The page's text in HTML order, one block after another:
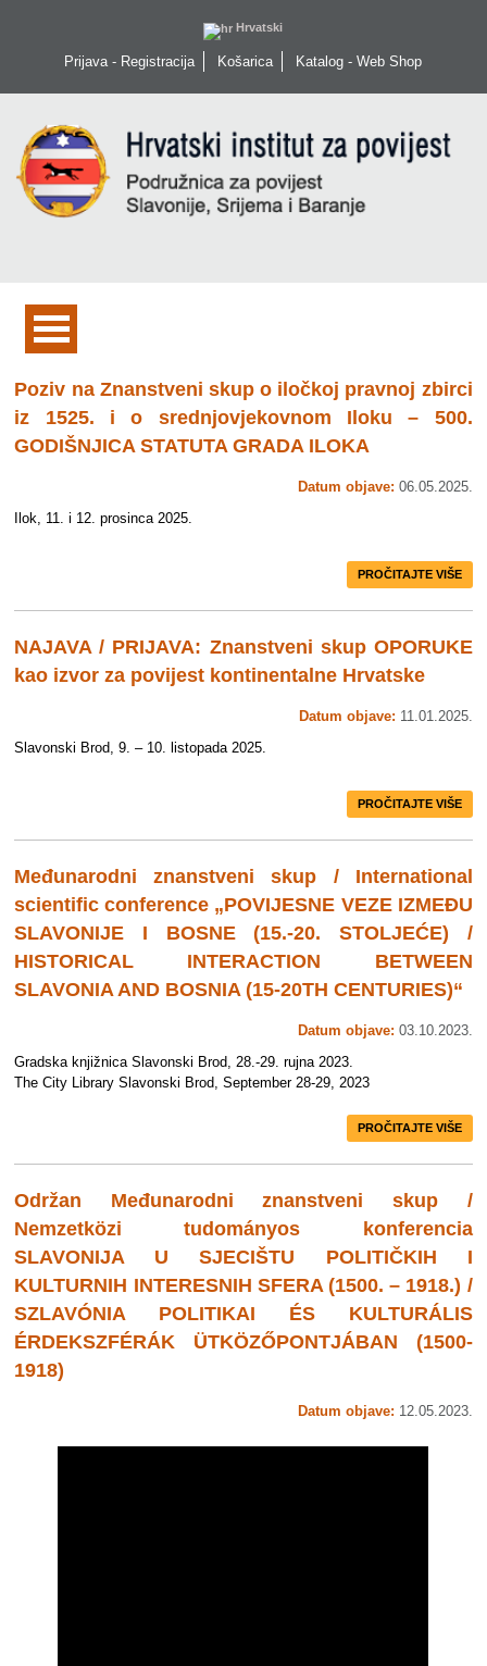
Hrvatski
Prijava - Registracija Košarica Katalog - Web Shop
Poziv na Znanstveni skup o iločkoj pravnoj zbirci
iz 1525. i o srednjovjekovnom Iloku – 500.
GODIŠNJICA STATUTA GRADA ILOKA
Datum objave: 06.05.2025.
Ilok, 11. i 12. prosinca 2025.
PROČITAJTE VIŠE
NAJAVA / PRIJAVA: Znanstveni skup OPORUKE
kao izvor za povijest kontinentalne Hrvatske
Datum objave: 11.01.2025.
Slavonski Brod, 9. – 10. listopada 2025.
PROČITAJTE VIŠE
Međunarodni znanstveni skup / International
scientific conference „POVIJESNE VEZE IZMEĐU
SLAVONIJE I BOSNE (15.-20. STOLJEĆE) /
HISTORICAL INTERACTION BETWEEN
SLAVONIA AND BOSNIA (15-20TH CENTURIES)“
Datum objave: 03.10.2023.
Gradska knjižnica Slavonski Brod, 28.-29. rujna 2023.
The City Library Slavonski Brod, September 28-29, 2023
PROČITAJTE VIŠE
Održan Međunarodni znanstveni skup /
Nemzetközi tudományos konferencia
SLAVONIJA U SJECIŠTU POLITIČKIH I
KULTURNIH INTERESNIH SFERA (1500. – 1918.) /
SZLAVÓNIA POLITIKAI ÉS KULTURÁLIS
ÉRDEKSZFÉRÁK ÜTKÖZŐPONTJÁBAN (1500-
1918)
Datum objave: 12.05.2023.